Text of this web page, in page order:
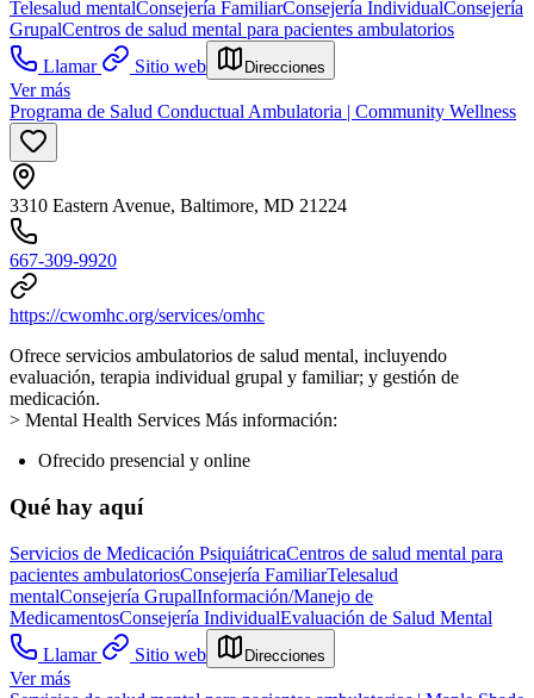
Telesalud mentalConsejería FamiliarConsejería IndividualConsejería
GrupalCentros de salud mental para pacientes ambulatorios
Llamar
Sitio web Direcciones
Ver más
Programa de Salud Conductual Ambulatoria | Community Wellness
3310 Eastern Avenue, Baltimore, MD 21224
667-309-9920
https://cwomhc.org/services/omhc
Ofrece servicios ambulatorios de salud mental, incluyendo
evaluación, terapia individual grupal y familiar; y gestión de
medicación.
> Mental Health Services Más información:
Ofrecido presencial y online
Qué hay aquí
Servicios de Medicación PsiquiátricaCentros de salud mental para
pacientes ambulatoriosConsejería FamiliarTelesalud
mentalConsejería GrupalInformación/Manejo de
MedicamentosConsejería IndividualEvaluación de Salud Mental
Llamar
Sitio web Direcciones
Ver más